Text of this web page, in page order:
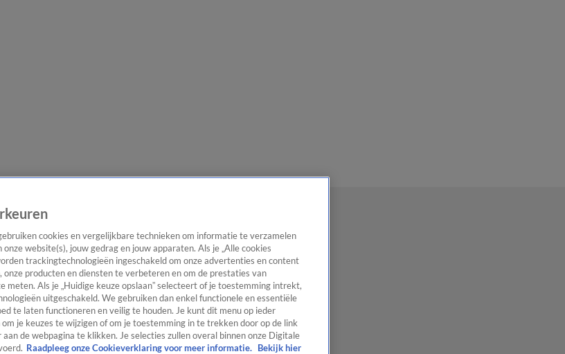
cookies en vergelijkbare technieken om informatie te verzamelen
website(s), jouw gedrag en jouw apparaten. Als je „Alle cookies
trackingtechnologieën ingeschakeld om onze advertenties en content
onze producten en diensten te verbeteren en om de prestaties van
meten. Als je „Huidige keuze opslaan” selecteert of je toestemming intrekt,
uitgeschakeld. We gebruiken dan enkel functionele en essentiële
te laten functioneren en veilig te houden. Je kunt dit menu op ieder
je keuzes te wijzigen of om je toestemming in te trekken door op de link
de webpagina te klikken. Je selecties zullen overal binnen onze Digitale
Raadpleeg onze Cookieverklaring voor meer informatie. Bekijk hier